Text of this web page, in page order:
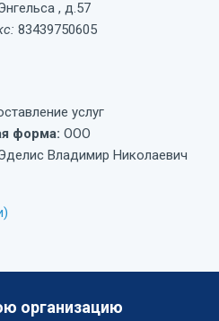
, д.57
83439750605
услуг
форма: ООО
Владимир Николаевич
организацию